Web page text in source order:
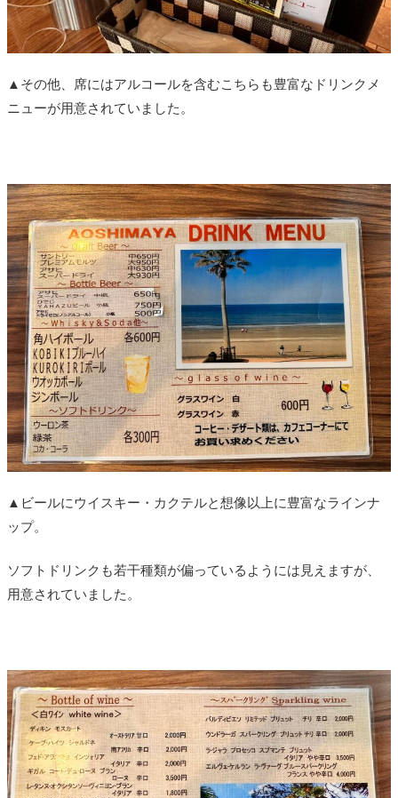
▲その他、席にはアルコールを含むこちらも豊富なドリンクメ
ニューが用意されていました。
▲ビールにウイスキー・カクテルと想像以上に豊富なラインナ
ップ。
ソフトドリンクも若干種類が偏っているようには見えますが、
用意されていました。